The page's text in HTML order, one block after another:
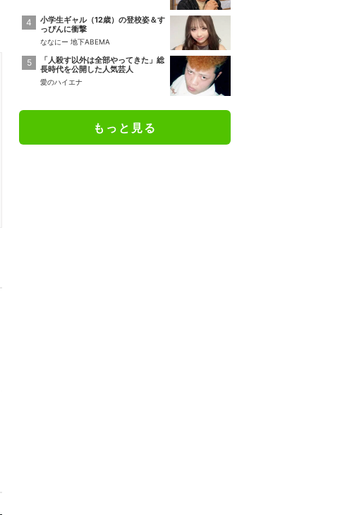
小学生ギャル（12歳）の登校姿＆す
っぴんに衝撃
ななにー 地下ABEMA
「人殺す以外は全部やってきた」総
長時代を公開した人気芸人
愛のハイエナ
もっと見る